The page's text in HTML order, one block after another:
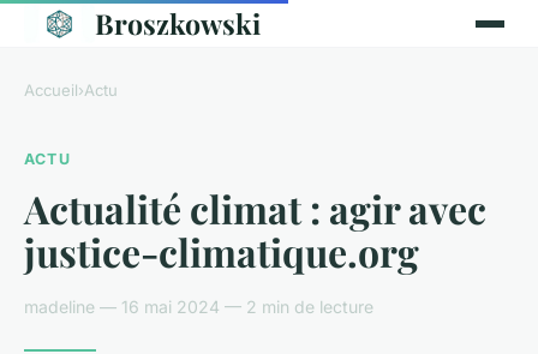
Broszkowski
Accueil›Actu
ACTU
Actualité climat : agir avec
justice-climatique.org
madeline — 16 mai 2024 — 2 min de lecture